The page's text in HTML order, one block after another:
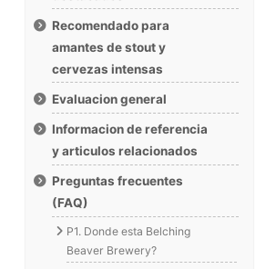
Recomendado para
amantes de stout y
cervezas intensas
Evaluacion general
Informacion de referencia
y articulos relacionados
Preguntas frecuentes
(FAQ)
P1. Donde esta Belching
Beaver Brewery?